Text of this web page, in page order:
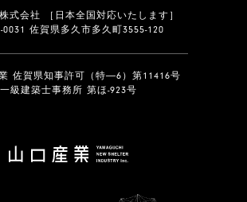
式会社 ［日本全国対応いたします］
0031 佐賀県多久市多久町3555-120
佐賀県知事許可（特―6）第11416号
一級建築士事務所 第ほ-923号